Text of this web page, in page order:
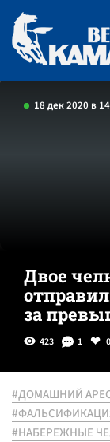
18 дек 2020 в
Двое
за
423 1 0
#ДОМАШНИЙ
#НАБЕРЕЖНЫЕ